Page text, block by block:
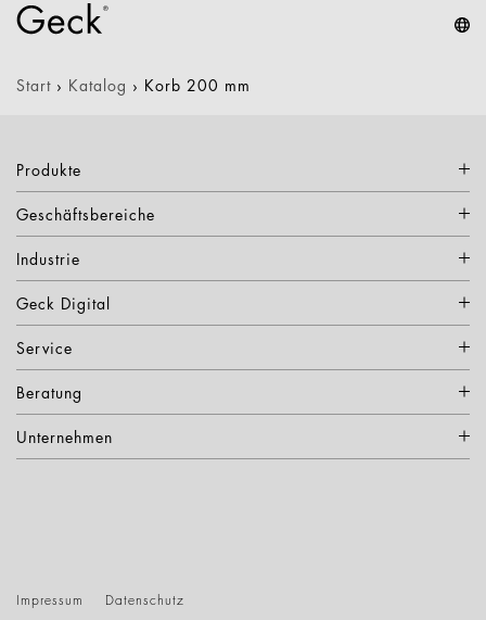
Start › Katalog › Korb 200 mm
Produkte
Geschäftsbereiche
Industrie
Geck Digital
Service
Beratung
Unternehmen
Impressum Datenschutz